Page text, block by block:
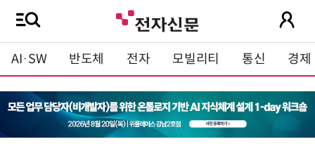
AI·SW 반도체 전자 모빌리티 통신 경제